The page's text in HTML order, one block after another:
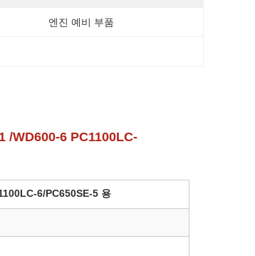
엔진 예비 부품
/WD600-6 PC1100LC-
6/PC650SE-5 용